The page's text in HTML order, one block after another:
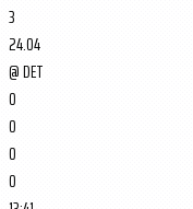
3
24.04
@DET
0
0
0
0